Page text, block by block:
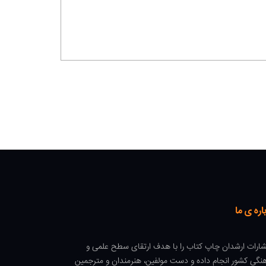
ی ما
ارشدان چاپ کتاب را با هدف ارتقای سطح علمی و
کشور انجام داده و دست مولفین، هنرمندان و مترجمین